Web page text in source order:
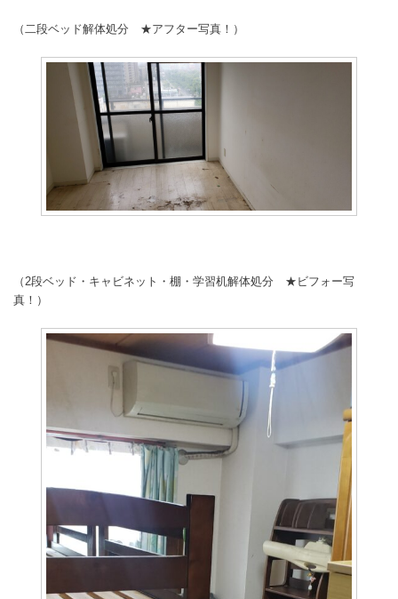
（二段ベッド解体処分 ★アフター写真！）
（2段ベッド・キャビネット・棚・学習机解体処分 ★ビフォー写
真！）